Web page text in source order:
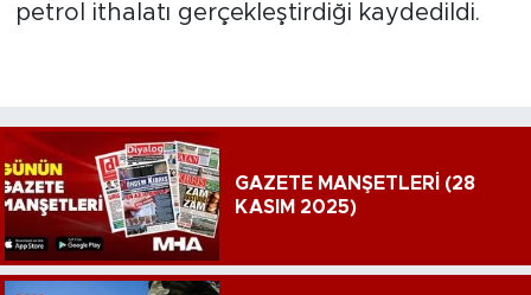
petrol ithalatı gerçekleştirdiği kaydedildi.
GAZETE MANŞETLERİ (28
KASIM 2025)